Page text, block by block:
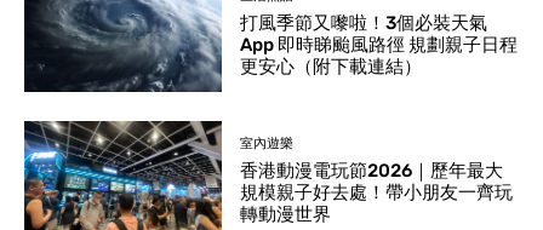
打風季節又嚟啦！3個必裝天氣
App 即時睇颱風路徑 規劃親子日程
更安心（附下載連結）
室內遊樂
香港動漫電玩節2026｜歷年最大
規模親子好去處！帶小朋友一齊玩
轉動漫世界